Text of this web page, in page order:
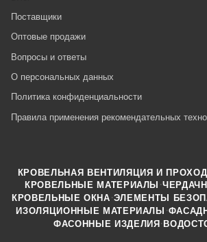
Поставщики
Оптовые продажи
Вопросы и ответы
О персональных данных
Политика конфиденциальности
Правила применения рекомендательных
КРОВЕЛЬНАЯ ВЕНТИЛЯЦИЯ И
КРОВЕЛЬНЫЕ МАТЕРИАЛЫ ·
КРОВЕЛЬНЫЕ ОКНА ·ЭЛЕМЕНТЫ
ИЗОЛЯЦИОННЫЕ МАТЕРИАЛЫ ·
ФАСОННЫЕ ИЗДЕЛИЯ ·